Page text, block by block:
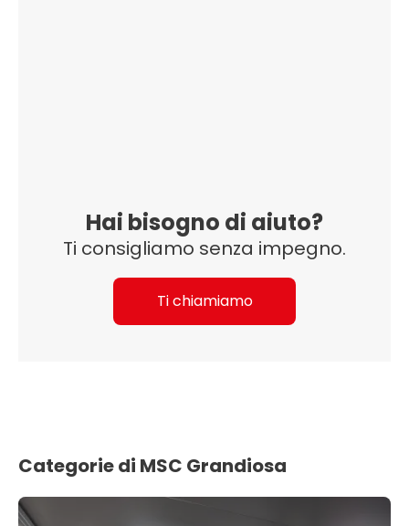
Hai bisogno di aiuto?
Ti consigliamo senza impegno.
Ti chiamiamo
Categorie di MSC Grandiosa